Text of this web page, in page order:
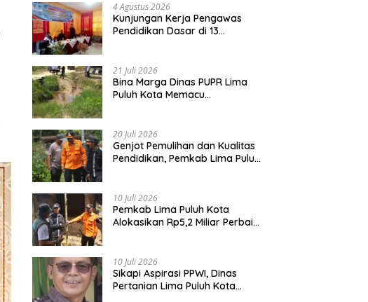
4 Agustus 2026
Kunjungan Kerja Pengawas
Pendidikan Dasar di 13
Optimis Bawa Perubahan Maju
21 Juli 2026
Bina Marga Dinas PUPR Lima
Puluh Kota Memacu
Oktober
20 Juli 2026
Genjot Pemulihan dan Kualitas
Pendidikan, Pemkab Lima Puluh
Reguler
10 Juli 2026
Pemkab Lima Puluh Kota
Alokasikan Rp5,2 Miliar Perbaiki
10 Juli 2026
Sikapi Aspirasi PPWI, Dinas
Pertanian Lima Puluh Kota